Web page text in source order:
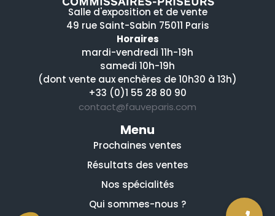
Salle d'exposition et de vente
49 rue Saint-Sabin 75011 Paris
Horaires
mardi-vendredi 11h-19h
samedi 10h-19h
(dont vente aux enchères de 10h30 à 13h)
+33 (0)1 55 28 80 90
contact@fauveparis.com
Menu
Prochaines ventes
Résultats des ventes
Nos spécialités
Qui sommes-nous ?